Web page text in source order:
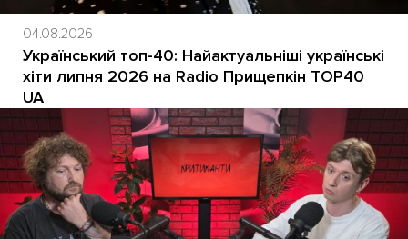
04.08.2026
Український топ-40: Найактуальніші українські
хіти липня 2026 на Radio Прищепкін TOP40
UA